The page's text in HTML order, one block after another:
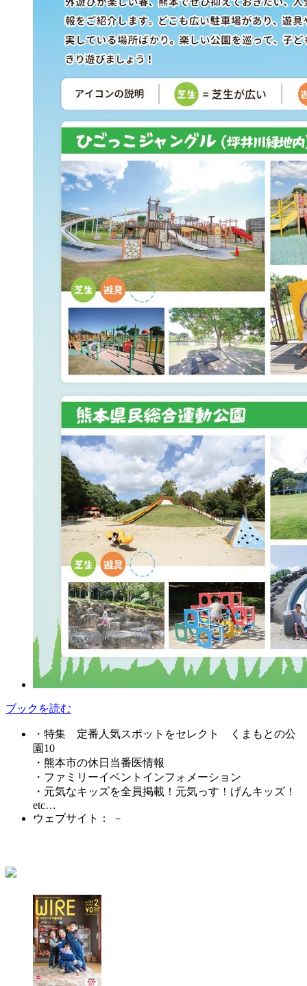
ブックを読む
・特集 定番人気スポットをセレクト くまもとの公
園10
・熊本市の休日当番医情報
・ファミリーイベントインフォメーション
・元気なキッズを全員掲載！元気っす！げんキッズ！
etc…
ウェブサイト： －